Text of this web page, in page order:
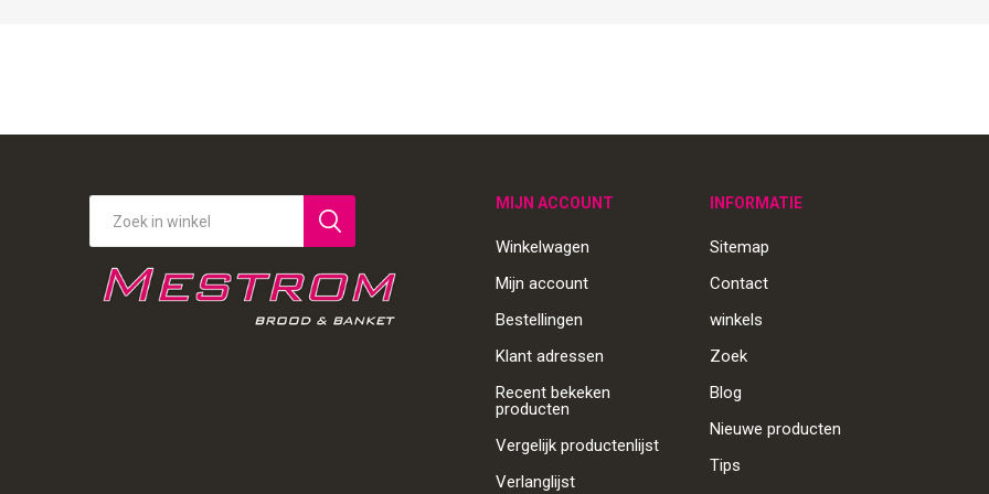
MIJN ACCOUNT
Winkelwagen
Mijn account
Bestellingen
Klant adressen
Recent bekeken
producten
Vergelijk productenlijst
Verlanglijst
INFORMATIE
Sitemap
Contact
winkels
Zoek
Blog
Nieuwe producten
Tips